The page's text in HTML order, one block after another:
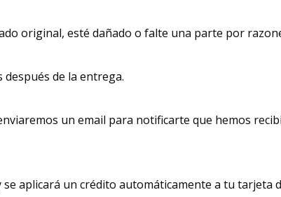
original, esté dañado o falte una parte por
después de la entrega.
un email para notificarte que hemos
aplicará un crédito automáticamente a tu